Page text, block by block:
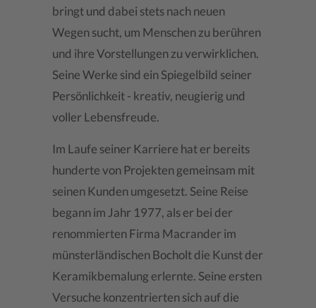
bringt und dabei stets nach neuen
Wegen sucht, um Menschen zu berühren
und ihre Vorstellungen zu verwirklichen.
Seine Werke sind ein Spiegelbild seiner
Persönlichkeit - kreativ, neugierig und
voller Lebensfreude.
Im Laufe seiner Karriere hat er bereits
hunderte von Projekten gemeinsam mit
seinen Kunden umgesetzt. Seine Reise
begann im Jahr 1977, als er bei der
renommierten Firma Macrander im
münsterländischen Bocholt die Kunst der
Keramikbemalung erlernte. Seine ersten
Versuche konzentrierten sich auf die